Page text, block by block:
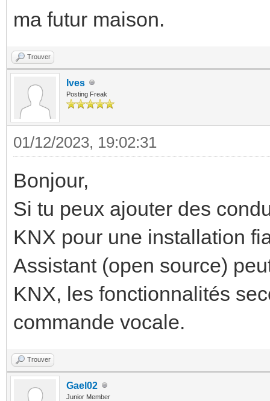
ma futur maison.
Trouver
Ives
Posting Freak
01/12/2023, 19:02:31
Bonjour,
Si tu peux ajouter des
KNX pour une installation
Assistant (open source)
KNX, les fonctionnalités
commande vocale.
Trouver
Gael02
Junior Member